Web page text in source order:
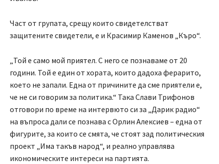
Част от групата, срещу които свидетелстват
защитените свидетели, е и Красимир Каменов „Къро“.
„Той е само мой приятел. С него се познаваме от 20
години. Той е един от хората, които дадоха ферарито,
което не запали. Една от причините да сме приятели е,
че не си говорим за политика.“ Така Слави Трифонов
отговори по време на интервюто си за „Дарик радио“
на въпроса дали се познава с Орлин Алексиев – една от
фигурите, за които се смята, че стоят зад политическия
проект „Има такъв народ“, и реално управлява
икономическите интереси на партията.